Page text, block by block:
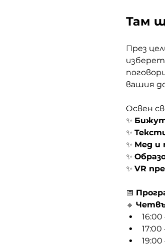
Там
През
вашия
Освен
✨
✨
✨ Мед и
✨
✨ VR
📅
🔸